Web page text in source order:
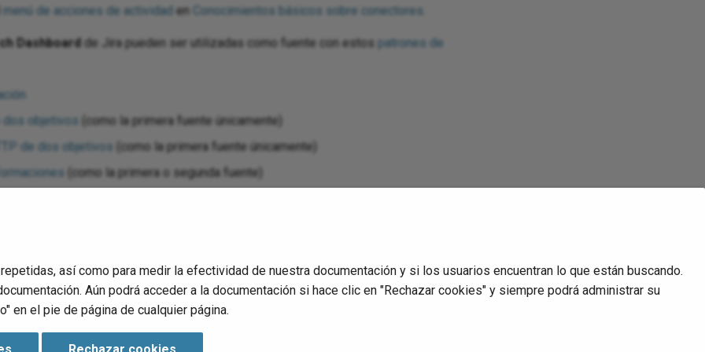
menú de acciones de actividad en Conocimientos básicos sobre conectores
Dashboard de Jira pueden ser utilizadas como fuente con estos patrones de
dos objetivos
(como la primera fuente únicamente)
de dos objetivos
(como la primera fuente únicamente)
(como la primera o segunda fuente)
así como para medir la efectividad de nuestra documentación y si los usuarios encuentran lo que están buscando.
Aún podrá acceder a la documentación si hace clic en "Rechazar cookies" y siempre podrá administrar su
en el pie de página de cualquier página.